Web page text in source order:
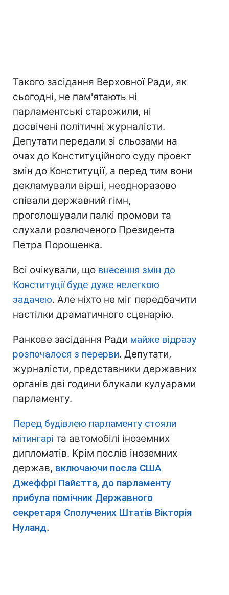
Такого засідання Верховної Ради, як
сьогодні, не пам'ятають ні
парламентські старожили, ні
досвічені політичні журналісти.
Депутати передали зі сльозами на
очах до Конституційного суду проект
змін до Конституції, а перед тим вони
декламували вірші, неодноразово
співали державний гімн,
проголошували палкі промови та
слухали розлюченого Президента
Петра Порошенка.
Всі очікували, що внесення змін до
Конституції буде дуже нелегкою
задачею. Але ніхто не міг передбачити
настілки драматичного сценарію.
Ранкове засідання Ради майже відразу
розпочалося з перерви. Депутати,
журналісти, представники державних
органів дві години блукали кулуарами
парламенту.
Перед будівлею парламенту стояли
мітингарі та автомобілі іноземних
дипломатів. Крім послів іноземних
держав, включаючи посла США
Джеффрі Пайєтта, до парламенту
прибула помічник Державного
секретаря Сполучених Штатів Вікторія
Нуланд.